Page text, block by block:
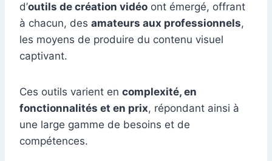
d’outils de création vidéo ont émergé, offrant
à chacun, des amateurs aux professionnels,
les moyens de produire du contenu visuel
captivant.
Ces outils varient en complexité, en
fonctionnalités et en prix, répondant ainsi à
une large gamme de besoins et de
compétences.